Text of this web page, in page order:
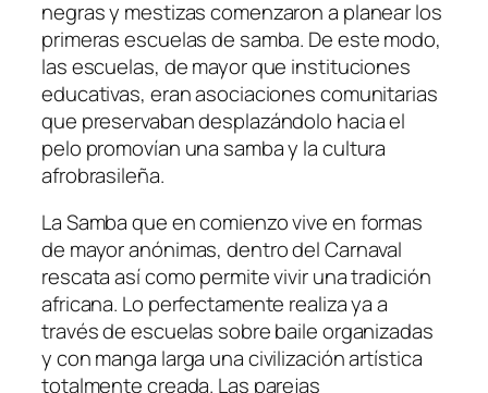
negras y mestizas comenzaron a planear los
primeras escuelas de samba. De este modo,
las escuelas, de mayor que instituciones
educativas, eran asociaciones comunitarias
que preservaban desplazándolo hacia el
pelo promovían una samba y la cultura
afrobrasileña.
La Samba que en comienzo vive en formas
de mayor anónimas, dentro del Carnaval
rescata así­ como permite vivir una tradición
africana. Lo perfectamente realiza ya a
través de escuelas sobre baile organizadas
y con manga larga una civilización artística
totalmente creada. Las parejas